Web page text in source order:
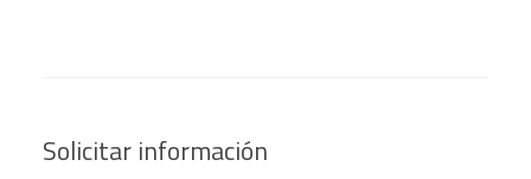
Solicitar información